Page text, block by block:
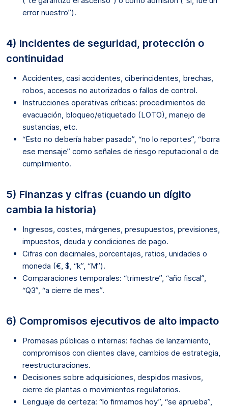
error nuestro”).
4) Incidentes de seguridad, protección o
continuidad
Accidentes, casi accidentes, ciberincidentes, brechas,
robos, accesos no autorizados o fallos de control.
Instrucciones operativas críticas: procedimientos de
evacuación, bloqueo/etiquetado (LOTO), manejo de
sustancias, etc.
“Esto no debería haber pasado”, “no lo reportes”, “borra
ese mensaje” como señales de riesgo reputacional o de
cumplimiento.
5) Finanzas y cifras (cuando un dígito
cambia la historia)
Ingresos, costes, márgenes, presupuestos, previsiones,
impuestos, deuda y condiciones de pago.
Cifras con decimales, porcentajes, ratios, unidades o
moneda (€, $, “k”, “M”).
Comparaciones temporales: “trimestre”, “año fiscal”,
“Q3”, “a cierre de mes”.
6) Compromisos ejecutivos de alto impacto
Promesas públicas o internas: fechas de lanzamiento,
compromisos con clientes clave, cambios de estrategia,
reestructuraciones.
Decisiones sobre adquisiciones, despidos masivos,
cierre de plantas o movimientos regulatorios.
Lenguaje de certeza: “lo firmamos hoy”, “se aprueba”,